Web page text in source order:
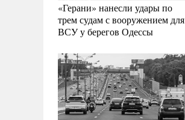
«Герани» нанесли удары по
трем судам с вооружением для
ВСУ у берегов Одессы